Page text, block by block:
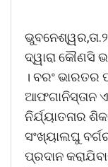
ଦ୍ୱାରା କୌଣସି
। ବରଂ ଭାରତର
ଆଫଗାନିସ୍ତାନ
ନିର୍ଯ୍ୟାତନାର
ସଂଖ୍ୟାଲଘୁ
ପ୍ରଦାନ